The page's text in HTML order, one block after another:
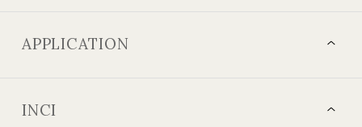
APPLICATION
INCI